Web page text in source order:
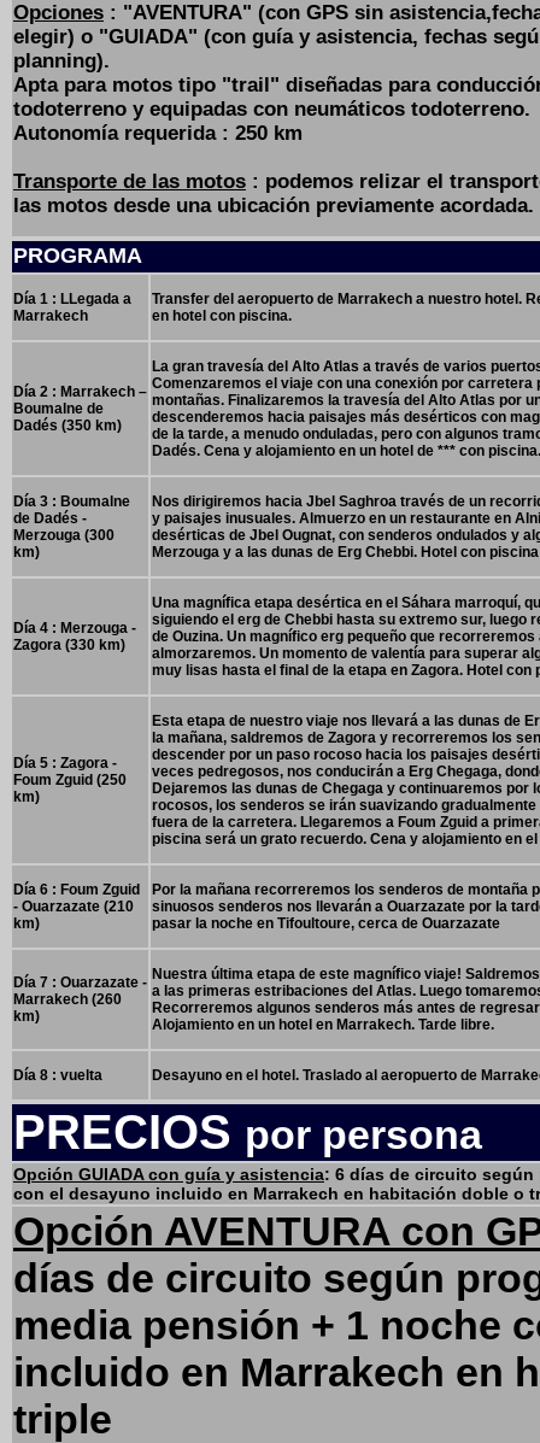
Opciones : "AVENTURA" (con GPS sin
elegir) o "GUIADA" (con guía y asistencia, fechas
planning).
Apta para motos tipo "trail" diseñadas para
todoterreno y equipadas con neumáticos todoterreno.
Autonomía requerida : 250 km
Transporte de las motos : podemos relizar el
las motos desde una ubicación previamente acordada.
PROGRAMA
Día 1 : LLegada a
Marrakech
Transfer del aeropuerto de Marrakech a nuestro hotel.
en hotel con piscina.
Día 2 : Marrakech –
Boumalne de
Dadés (350 km)
La gran travesía del Alto Atlas a través de varios
Comenzaremos el viaje con una conexión por
montañas. Finalizaremos la travesía del Alto Atlas por
descenderemos hacia paisajes más desérticos con
de la tarde, a menudo onduladas, pero con algunos
Dadés. Cena y alojamiento en un hotel de *** con piscina.
Día 3 : Boumalne
de Dadés -
Merzouga (300
km)
Nos dirigiremos hacia Jbel Saghroa través de un
y paisajes inusuales. Almuerzo en un restaurante en
desérticas de Jbel Ougnat, con senderos ondulados y
Merzouga y a las dunas de Erg Chebbi. Hotel con
Día 4 : Merzouga -
Zagora (330 km)
Una magnífica etapa desértica en el Sáhara marroquí,
siguiendo el erg de Chebbi hasta su extremo sur,
de Ouzina. Un magnífico erg pequeño que
almorzaremos. Un momento de valentía para superar
muy lisas hasta el final de la etapa en Zagora. Hotel
Día 5 : Zagora -
Foum Zguid (250
km)
Esta etapa de nuestro viaje nos llevará a las dunas de
la mañana, saldremos de Zagora y recorreremos los
descender por un paso rocoso hacia los paisajes
veces pedregosos, nos conducirán a Erg Chegaga,
Dejaremos las dunas de Chegaga y continuaremos
rocosos, los senderos se irán suavizando
fuera de la carretera. Llegaremos a Foum Zguid a
piscina será un grato recuerdo. Cena y alojamiento en el
Día 6 : Foum Zguid
- Ouarzazate (210
km)
Por la mañana recorreremos los senderos de montaña
sinuosos senderos nos llevarán a Ouarzazate por la
pasar la noche en Tifoultoure, cerca de Ouarzazate
Día 7 : Ouarzazate -
Marrakech (260
km)
Nuestra última etapa de este magnífico viaje!
a las primeras estribaciones del Atlas. Luego
Recorreremos algunos senderos más antes de
Alojamiento en un hotel en Marrakech. Tarde libre.
Día 8 : vuelta Desayuno en el hotel. Traslado al aeropuerto de
PRECIOS por persona
Opción GUIADA con guía y asistencia: 6 días de circuito según
con el desayuno incluido en Marrakech en habitación doble o
Opción AVENTURA con
días de circuito según
media pensión + 1 noche
incluido en Marrakech en
triple